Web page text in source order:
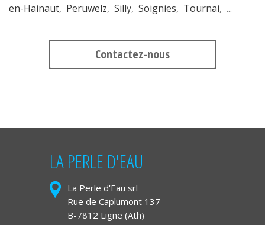
en-Hainaut, Peruwelz, Silly, Soignies, Tournai, ...
Contactez-nous
LA PERLE D'EAU
La Perle d'Eau srl
Rue de Caplumont 137
B-7812 Ligne (Ath)